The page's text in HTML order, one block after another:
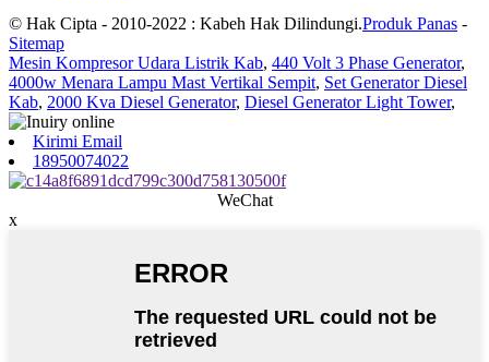
© Hak Cipta - 2010-2022 : Kabeh Hak Dilindungi.Produk Panas -
Sitemap
Mesin Kompresor Udara Listrik Kab, 440 Volt 3 Phase Generator,
4000w Menara Lampu Mast Vertikal Sempit, Set Generator Diesel
Kab, 2000 Kva Diesel Generator, Diesel Generator Light Tower,
Kirimi Email
18950074022
WeChat
x